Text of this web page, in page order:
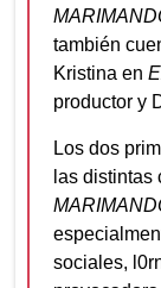
también
Kristina en
productor y
Los dos
las distintas
sociales,